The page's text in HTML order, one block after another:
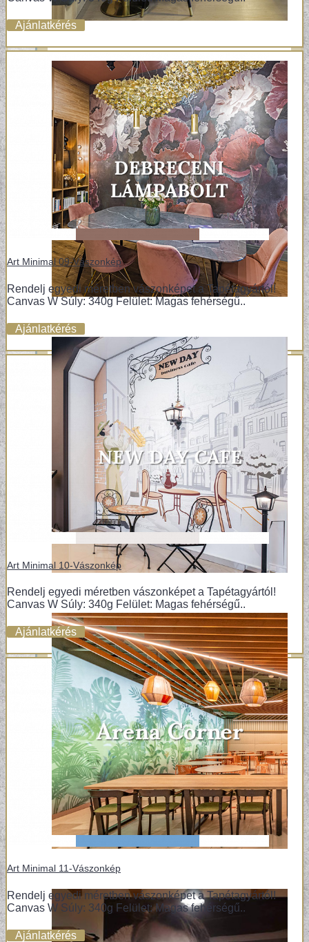
Ajánlatkérés
Art Minimal 09-Vászonkép
Rendelj egyedi méretben vászonképet a Tapétagyártól!
Canvas W Súly: 340g Felület: Magas fehérségű..
Ajánlatkérés
Art Minimal 10-Vászonkép
Rendelj egyedi méretben vászonképet a Tapétagyártól!
Canvas W Súly: 340g Felület: Magas fehérségű..
Ajánlatkérés
Art Minimal 11-Vászonkép
Rendelj egyedi méretben vászonképet a Tapétagyártól!
Canvas W Súly: 340g Felület: Magas fehérségű..
Ajánlatkérés